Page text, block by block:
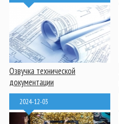
Озвучка технической
документации
2024-12-03